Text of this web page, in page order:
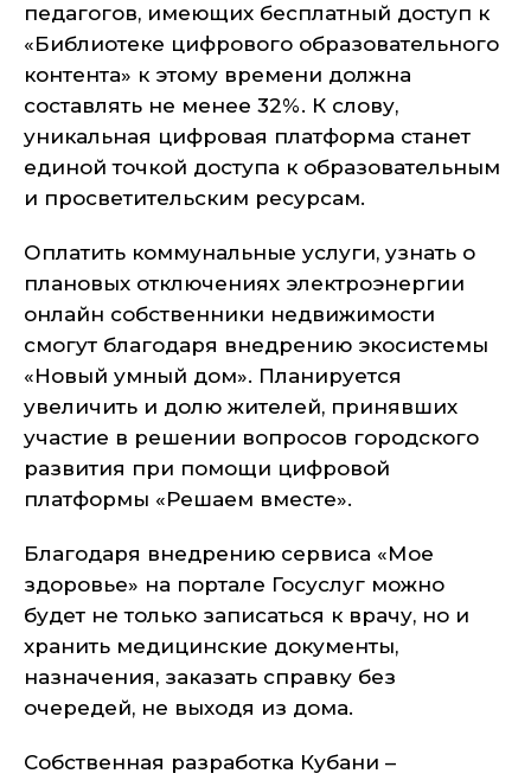
педагогов, имеющих бесплатный доступ к
«Библиотеке цифрового образовательного
контента» к этому времени должна
составлять не менее 32%. К слову,
уникальная цифровая платформа станет
единой точкой доступа к образовательным
и просветительским ресурсам.
Оплатить коммунальные услуги, узнать о
плановых отключениях электроэнергии
онлайн собственники недвижимости
смогут благодаря внедрению экосистемы
«Новый умный дом». Планируется
увеличить и долю жителей, принявших
участие в решении вопросов городского
развития при помощи цифровой
платформы «Решаем вместе».
Благодаря внедрению сервиса «Мое
здоровье» на портале Госуслуг можно
будет не только записаться к врачу, но и
хранить медицинские документы,
назначения, заказать справку без
очередей, не выходя из дома.
Собственная разработка Кубани –